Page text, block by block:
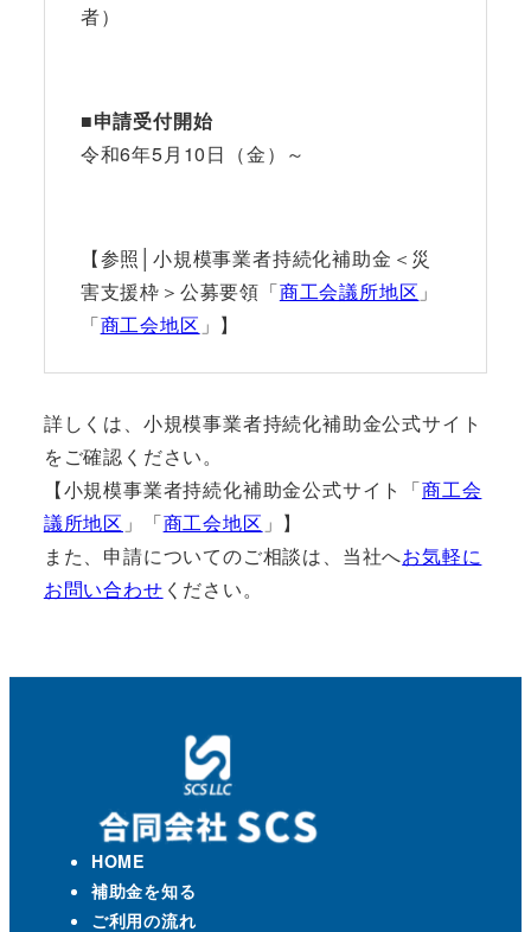
者）
■申請受付開始
令和6年5月10日（金）～
【参照│小規模事業者持続化補助金＜災
害支援枠＞公募要領「商工会議所地区 」
「商工会地区 」】
詳しくは、小規模事業者持続化補助金公式サイト
をご確認ください。
【小規模事業者持続化補助金公式サイト「商工会
議所地区 」「商工会地区 」】
また、申請についてのご相談は、当社へお気軽に
お問い合わせ ください。
HOME
補助金を知る
ご利用の流れ